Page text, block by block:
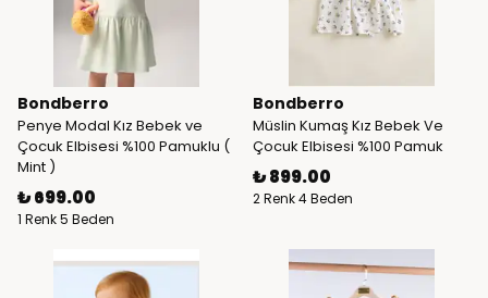
Bondberro
Penye Modal Kız Bebek ve
Çocuk Elbisesi %100 Pamuklu (
Mint )
₺ 699.00
1 Renk 5 Beden
Bondberro
Müslin Kumaş Kız Bebek Ve
Çocuk Elbisesi %100 Pamuk
₺ 899.00
2 Renk 4 Beden